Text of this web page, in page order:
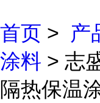
首页 > 产
涂料 > 志
隔热保温